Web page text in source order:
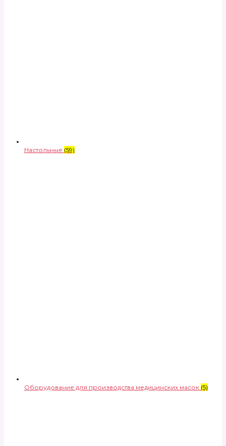
Настольные (59)
Оборудование для производства медицинских масок (5)